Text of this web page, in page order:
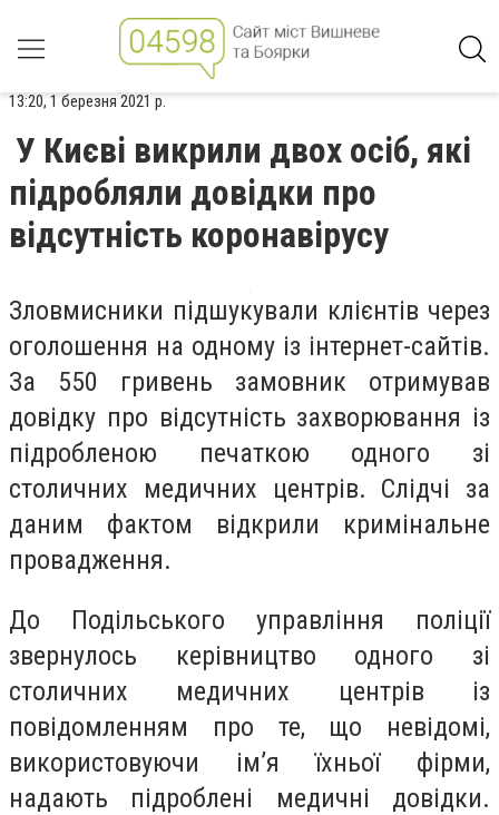
13:20, 1 березня 2021 р.
У Києві викрили двох осіб, які
підробляли довідки про
відсутність коронавірусу
Зловмисники підшукували клієнтів через
оголошення на одному із інтернет-сайтів.
За 550 гривень замовник отримував
довідку про відсутність захворювання із
підробленою печаткою одного зі
столичних медичних центрів. Слідчі за
даним фактом відкрили кримінальне
провадження.
До Подільського управління поліції
звернулось керівництво одного зі
столичних медичних центрів із
повідомленням про те, що невідомі,
використовуючи ім’я їхньої фірми,
надають підроблені медичні довідки.